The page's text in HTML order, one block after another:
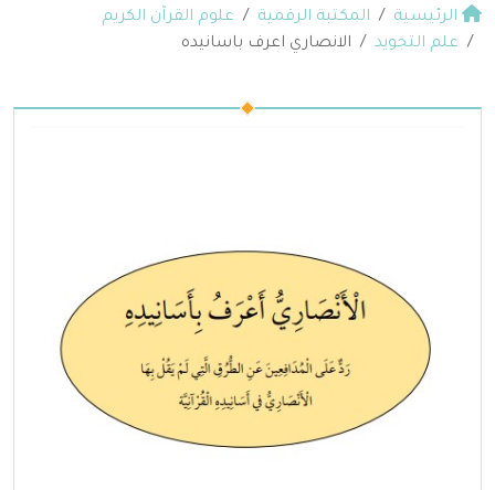
الرئيسية المكتبة الرقمية
علوم القرآن الكريم
علم التجويد
الانصاري اعرف باسانيده